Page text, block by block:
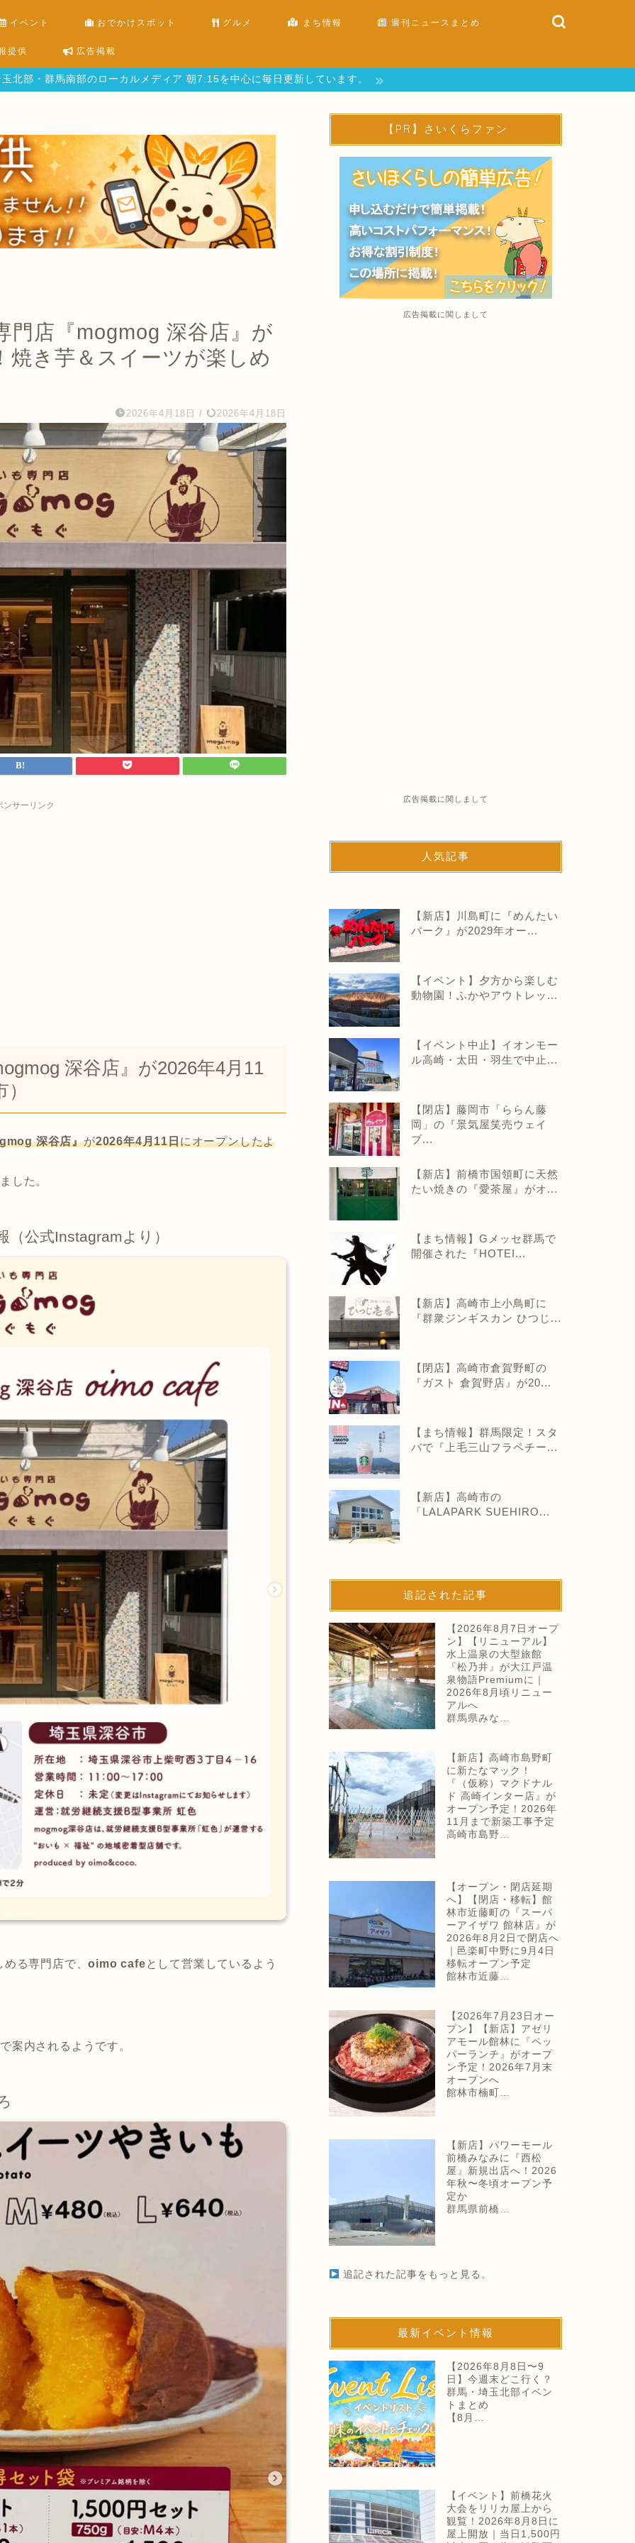
イベント おでかけスポット グルメ まち情報 週刊ニュースまとめ
提供 広告掲載
北部・群馬南部のローカルメディア 朝7:15を中心に毎日更新しています。
門店『mogmog 深谷店』が
焼き芋＆スイーツが楽しめ
2026年4月18日 / 2026年4月18日
ンサーリンク
深谷店』が2026年4月11
深谷店』が2026年4月11日にオープンしたよ
した。
公式Instagramより）
める専門店で、oimo cafeとして営業しているよう
案内されるようです。
【PR】さいくらファン
広告掲載に関しまして
広告掲載に関しまして
人気記事
【新店】川島町に『めんたい
パーク』が2029年オー...
【イベント】夕方から楽しむ
動物園！ふかやアウトレッ...
【イベント中止】イオンモー
ル高崎・太田・羽生で中止...
【閉店】藤岡市「ららん藤
岡」の『景気屋笑売ウェイ
ブ...
【新店】前橋市国領町に天然
たい焼きの『愛茶屋』がオ...
【まち情報】Gメッセ群馬で
開催された『HOTEI...
【新店】高崎市上小鳥町に
『群衆ジンギスカン ひつじ...
【閉店】高崎市倉賀野町の
『ガスト 倉賀野店』が20...
【まち情報】群馬限定！スタ
バで『上毛三山フラペチー...
【新店】高崎市の
「LALAPARK SUEHIRO...
追記された記事
【2026年8月7日オープ
ン】【リニューアル】
水上温泉の大型旅館
『松乃井』が大江戸温
泉物語Premiumに｜
2026年8月頃リニュー
アルへ
群馬県みな…
【新店】高崎市島野町
に新たなマック！
『（仮称）マクドナル
ド 高崎インター店』が
オープン予定！2026年
11月まで新築工事予定
高崎市島野…
【オープン・閉店延期
へ】【閉店・移転】館
林市近藤町の『スーパ
ーアイザワ 館林店』が
2026年8月2日で閉店へ
｜邑楽町中野に9月4日
移転オープン予定
館林市近藤…
【2026年7月23日オー
プン】【新店】アゼリ
アモール館林に『ペッ
パーランチ』がオープ
ン予定！2026年7月末
オープンへ
館林市楠町…
【新店】パワーモール
前橋みなみに『西松
屋』新規出店へ！2026
年秋〜冬頃オープン予
定か
群馬県前橋…
追記された記事をもっと見る。
最新イベント情報
【2026年8月8日〜9
日】今週末どこ行く？
群馬・埼玉北部イベン
トまとめ
【8月…
【イベント】前橋花火
大会をリリカ屋上から
観覧！2026年8月8日に
屋上開放｜当日1,500円